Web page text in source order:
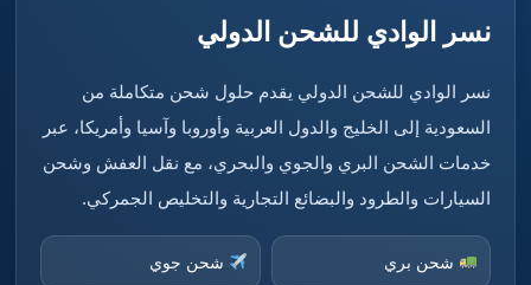
نسر الوادي للشحن الدولي
نسر الوادي للشحن الدولي يقدم حلول شحن متكاملة من
السعودية إلى الخليج والدول العربية وأوروبا وآسيا وأمريكا، عبر
خدمات الشحن البري والجوي والبحري، مع نقل العفش وشحن
السيارات والطرود والبضائع التجارية والتخليص الجمركي.
شحن بري شحن جوي